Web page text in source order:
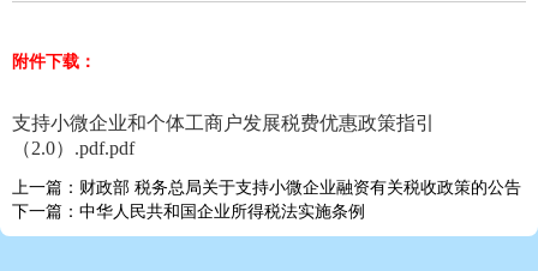
附件下载：
支持小微企业和个体工商户发展税费优惠政策指引
（2.0）.pdf.pdf
上一篇：财政部 税务总局关于支持小微企业融资有关税收政策的公告
下一篇：中华人民共和国企业所得税法实施条例